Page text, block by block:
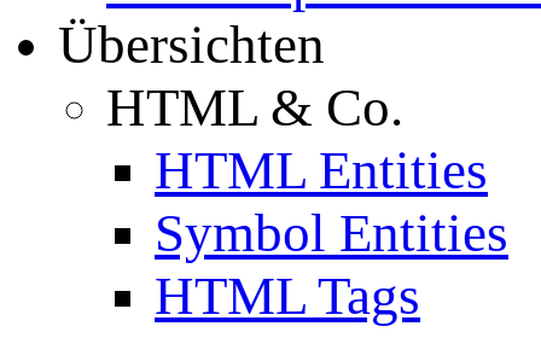
Übersichten
HTML & Co.
HTML Entities
Symbol Entities
HTML Tags